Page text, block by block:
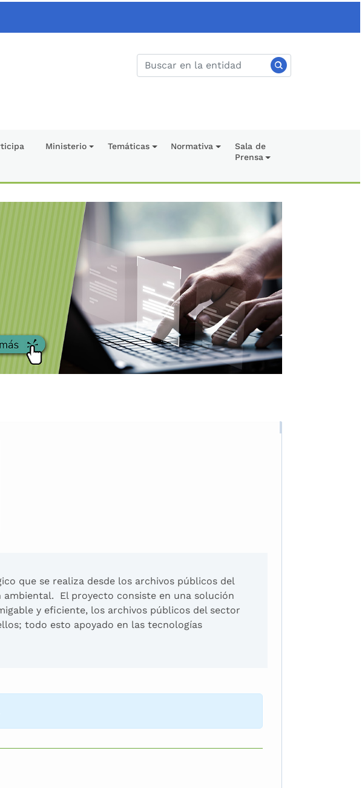
Ministerio Temáticas Normativa
Sala de
Prensa
que se realiza desde los archivos públicos del
El proyecto consiste en una solución
y eficiente, los archivos públicos del sector
todo esto apoyado en las tecnologías